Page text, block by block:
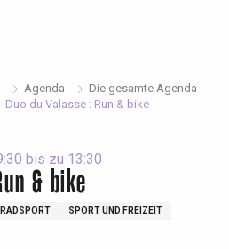
Agenda
Die gesamte Agenda
Duo du Valasse : Run & bike
bis zu 13:30
& bike
RADSPORT
SPORT UND FREIZEIT